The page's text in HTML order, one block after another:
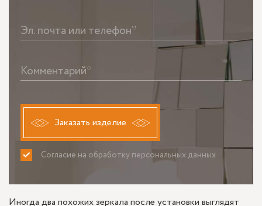
Эл. почта или телефон*
Комментарий*
Заказать изделие
Согласие на обработку персональных данных
ПРИНИМАЮ НЕ ПРИНИМАЮ
Иногда два похожих зеркала после установки выглядят